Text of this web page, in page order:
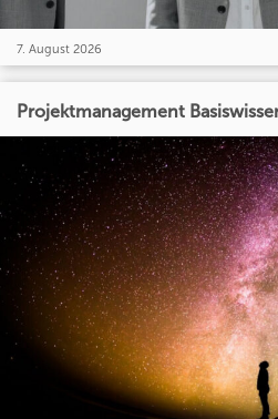
7. August 2026
Projektmanagement